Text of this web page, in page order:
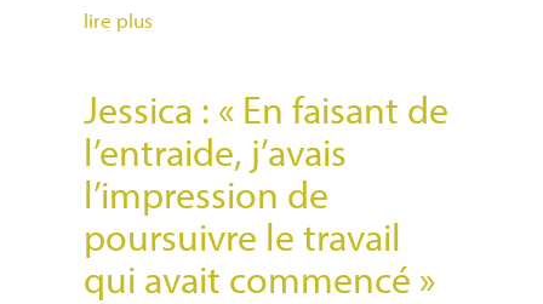
lire plus
Jessica : « En faisant de
l’entraide, j’avais
l’impression de
poursuivre le travail
qui avait commencé »